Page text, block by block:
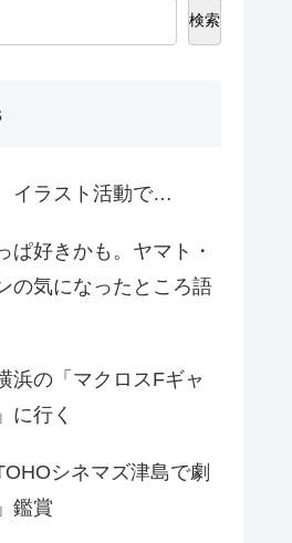
検索
イラスト活動で…
ぱ好きかも。ヤマト・
の気になったところ語
浜の「マクロスFギャ
に行く
シネマズ津島で劇
鑑賞